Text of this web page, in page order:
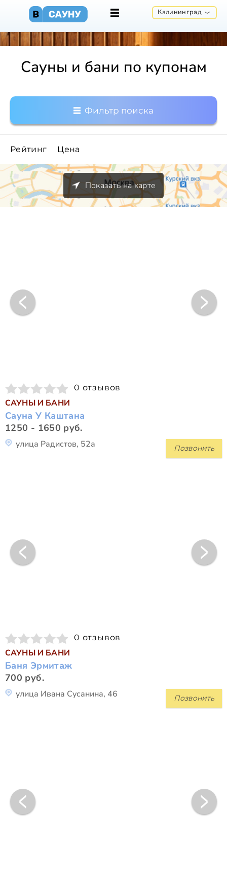
Калининград
Сауны и бани по купонам
Фильтр поиска
Рейтинг Цена
Показать на карте
0 отзывов
САУНЫ И БАНИ
Сауна У Каштана
1250 - 1650 руб.
Позвонить
улица Радистов, 52а
0 отзывов
САУНЫ И БАНИ
Баня Эрмитаж
700 руб.
Позвонить
улица Ивана Сусанина, 46